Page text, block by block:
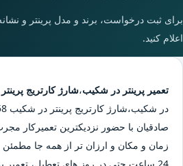
برای ثبت درخواست، برند و مدل پرینتر و
اعلام کنید.
تعمیر پرینتر در شکیب،شارژ کارتریج
در شکیب،شارژ کارتریج پرینتر در شکیب
صادقیان با حضور نزدیکترین تعمیرکار
زمان و مکان و ارزان تر از همه جا مطمئن